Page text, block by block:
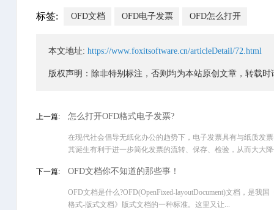
标签: OFD文档 OFD电子发票 OFD怎么打开
本文地址: https://www.foxitsoftware.cn/articleDetail/72.html
版权声明：除非特别标注，否则均为本站原创文章，转载
上一篇: 怎么打开OFD格式电子发票?
在现代社会倡导无纸化办公的趋势下，电子发票具有与纸质发
其诞生有利于进一步简化发票的流转、保存、检验，从而大大
下一篇: OFD文档你不知道的那些事！
OFD文档是什么?OFD(OpenFixed-layoutDocument)文档，是我
格式-版式文档》版式文档的一种标准。这里又让...